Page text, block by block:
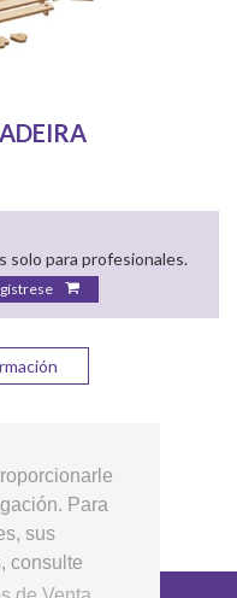
Para
sus
consulte
solo para profesionales.